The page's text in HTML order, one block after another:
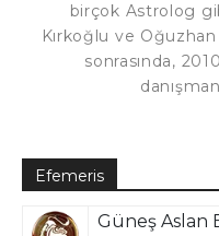
birçok Astrolog
Kırkoğlu ve
sonrasında,
Efemeris
Güneş Aslan